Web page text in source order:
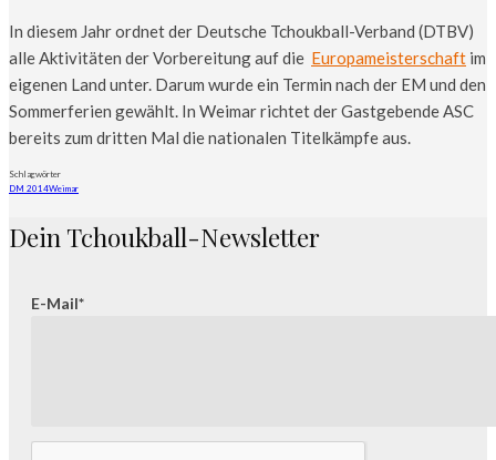
In diesem Jahr ordnet der Deutsche Tchoukball-Verband (DTBV)
alle Aktivitäten der Vorbereitung auf die Europameisterschaft im
eigenen Land unter. Darum wurde ein Termin nach der EM und den
Sommerferien gewählt. In Weimar richtet der Gastgebende ASC
bereits zum dritten Mal die nationalen Titelkämpfe aus.
Schlagwörter
DM 2014Weimar
Dein Tchoukball-Newsletter
E-Mail*